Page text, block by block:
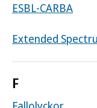
ESBL-CARBA
Extended
F